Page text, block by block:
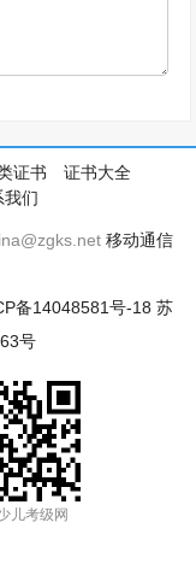
证书
证书大全
我们
移动通信
备14048581号-18 苏
号
儿考级网